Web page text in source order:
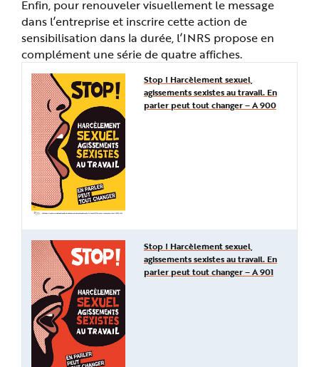
Enfin, pour renouveler visuellement le message
dans l’entreprise et inscrire cette action de
sensibilisation dans la durée, l’INRS propose en
complément une série de quatre affiches.
Stop ! Harcèlement sexuel,
agissements sexistes au travail. En
parler peut tout changer – A 900
Stop ! Harcèlement sexuel,
agissements sexistes au travail. En
parler peut tout changer – A 901